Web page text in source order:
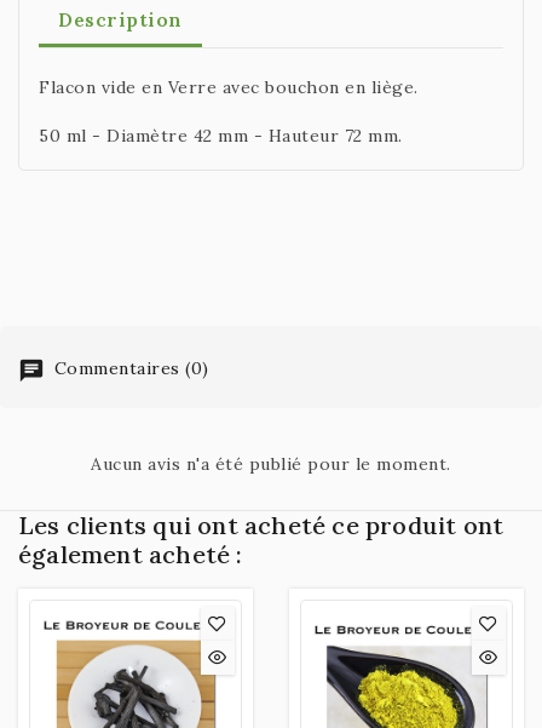
Description
Flacon vide en Verre avec bouchon en liège.
50 ml - Diamètre 42 mm - Hauteur 72 mm.
Commentaires (0)
Aucun avis n'a été publié pour le moment.
Les clients qui ont acheté ce produit ont
également acheté :